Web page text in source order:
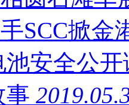
SCC掀金
安全公开
事